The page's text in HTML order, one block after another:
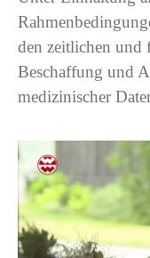
den zeitlichen und
Beschaffung und
medizinischer